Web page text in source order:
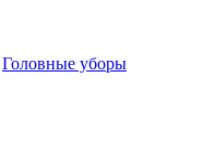
Головные уборы